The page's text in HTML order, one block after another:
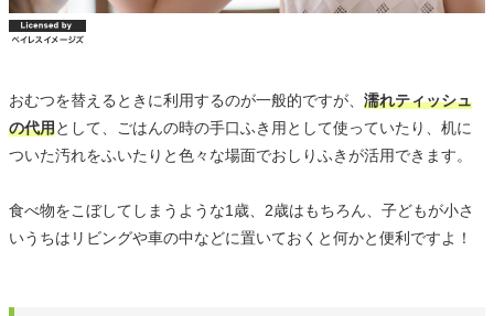
おむつを替えるときに利用するのが一般的ですが、 濡れティッシュ
の代用として、ごはんの時の手口ふき用として使っていたり、机に
ついた汚れをふいたりと色々な場面でおしりふきが活用できます。
食べ物をこぼしてしまうような1歳、2歳はもちろん、子どもが小さ
いうちはリビングや車の中などに置いておくと何かと便利ですよ！